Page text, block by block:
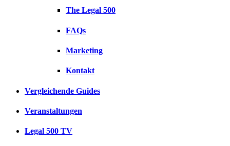
The Legal 500
FAQs
Marketing
Kontakt
Vergleichende Guides
Veranstaltungen
Legal 500 TV